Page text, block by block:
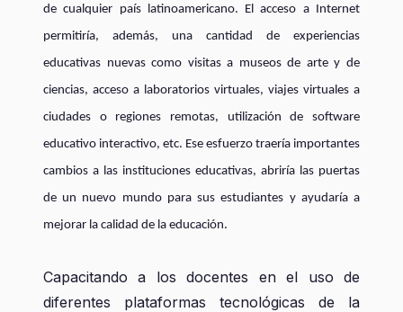
de cualquier país latinoamericano. El acceso a Internet
permitiría, además, una cantidad de experiencias
educativas nuevas como visitas a museos de arte y de
ciencias, acceso a laboratorios virtuales, viajes virtuales a
ciudades o regiones remotas, utilización de software
educativo interactivo, etc. Ese esfuerzo traería importantes
cambios a las instituciones educativas, abriría las puertas
de un nuevo mundo para sus estudiantes y ayudaría a
mejorar la calidad de la educación.
Capacitando a los docentes en el uso de
diferentes plataformas tecnológicas de la